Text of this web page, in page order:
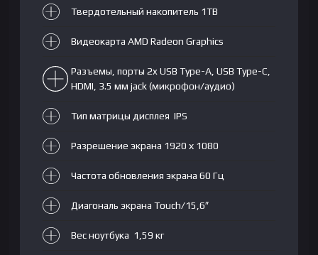
AMD
Graphics|
RU|
Silver
Твердотельный накопитель 1TB
Видеокарта AMD Radeon Graphics
Разъемы, порты 2x USB Type-A, USB Type-C,
HDMI, 3.5 мм jack (микрофон/аудио)
Тип матрицы дисплея IPS
Разрешение экрана 1920 х 1080
Частота обновления экрана 60 Гц
Диагональ экрана Touch/15,6″
Вес ноутбука 1,59 кг